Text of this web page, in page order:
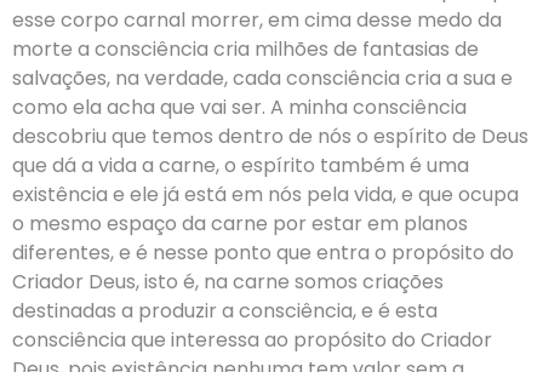
esse corpo carnal morrer, em cima desse medo da
morte a consciência cria milhões de fantasias de
salvações, na verdade, cada consciência cria a sua e
como ela acha que vai ser. A minha consciência
descobriu que temos dentro de nós o espírito de Deus
que dá a vida a carne, o espírito também é uma
existência e ele já está em nós pela vida, e que ocupa
o mesmo espaço da carne por estar em planos
diferentes, e é nesse ponto que entra o propósito do
Criador Deus, isto é, na carne somos criações
destinadas a produzir a consciência, e é esta
consciência que interessa ao propósito do Criador